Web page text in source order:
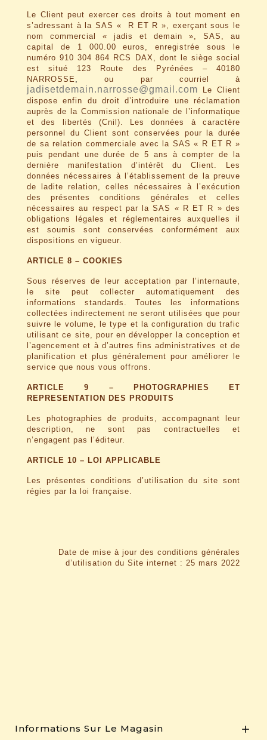
Le Client peut exercer ces droits à tout moment en
s’adressant à la SAS « R ET R », exerçant sous le
nom commercial « jadis et demain », SAS, au
capital de 1 000.00 euros, enregistrée sous le
numéro 910 304 864 RCS DAX, dont le siège social
est situé 123 Route des Pyrénées – 40180
NARROSSE , ou par courriel à
jadisetdemain.narrosse@gmail.com
Le Client
dispose enfin du droit d’introduire une réclamation
auprès de la Commission nationale de l’informatique
et des libertés (Cnil). Les données à caractère
personnel du Client sont conservées pour la durée
de sa relation commerciale avec la SAS « R ET R »
puis pendant une durée de 5 ans à compter de la
dernière manifestation d’intérêt du Client. Les
données nécessaires à l’établissement de la preuve
de ladite relation, celles nécessaires à l’exécution
des présentes conditions générales et celles
nécessaires au respect par la SAS « R ET R » des
obligations légales et réglementaires auxquelles il
est soumis sont conservées conformément aux
dispositions en vigueur.
ARTICLE 8 – COOKIES
Sous réserves de leur acceptation par l’internaute,
le site peut collecter automatiquement des
informations standards. Toutes les informations
collectées indirectement ne seront utilisées que pour
suivre le volume, le type et la configuration du trafic
utilisant ce site, pour en développer la conception et
l’agencement et à d’autres fins administratives et de
planification et plus généralement pour améliorer le
service que nous vous offrons.
ARTICLE 9 – PHOTOGRAPHIES ET
REPRESENTATION DES PRODUITS
Les photographies de produits, accompagnant leur
description, ne sont pas contractuelles et
n’engagent pas l’éditeur.
ARTICLE 10 – LOI APPLICABLE
Les présentes conditions d’utilisation du site sont
régies par la loi française.
Date de mise à jour des conditions générales
d’utilisation du Site internet : 25 mars 2022
Informations Sur Le Magasin 